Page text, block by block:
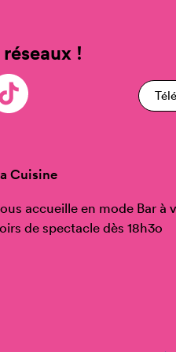
!
Cuisine
accueille en mode Bar à
de spectacle dès 18h3o